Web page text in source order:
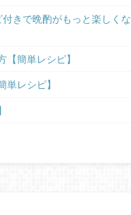
きで晩酌がもっと楽しくな
簡単レシピ】
レシピ】